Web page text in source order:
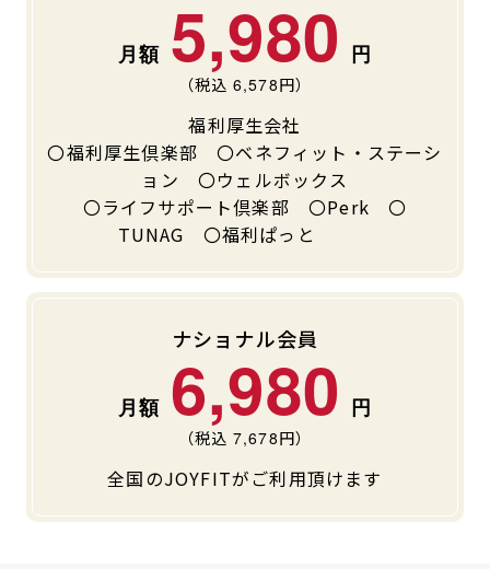
5,980
（税込 6,578円）
福利厚生会社
〇福利厚生倶楽部 〇ベネフィット・ステーシ
ョン 〇ウェルボックス
〇ライフサポート倶楽部 〇Perk 〇
TUNAG 〇福利ぱっと
ナショナル会員
6,980
（税込 7,678円）
全国のJOYFITがご利用頂けます